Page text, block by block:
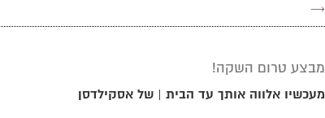
→
מבצע טרום השקה!
מעכשיו אלווה אותך עד הבית | של אסקילדסן